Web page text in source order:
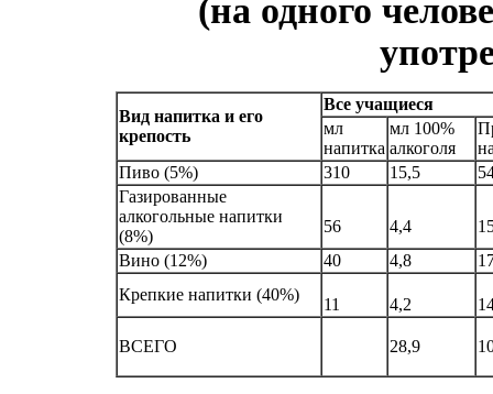
(на одного
Вид напитка и его
крепость
Все учащиеся
мл
напитка
мл 100%
алкоголя
Пиво (5%)
310 15,5
Газированные
алкогольные напитки
(8%)
56 4,4
Вино (12%)
40 4,8
Крепкие напитки (40%)
11 4,2
ВСЕГО 28,9